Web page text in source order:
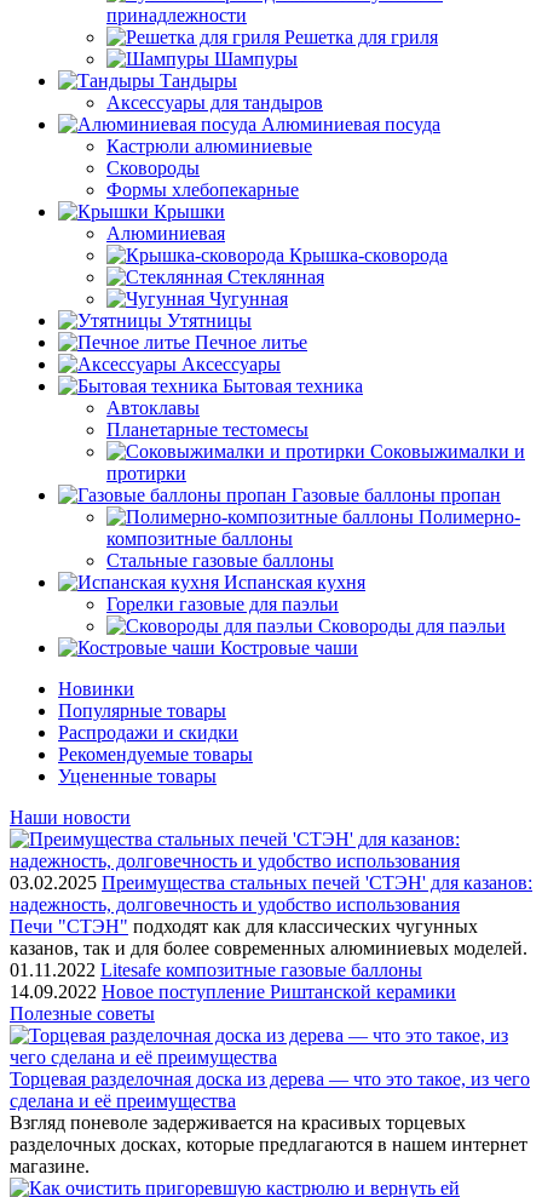
принадлежности
Решетка для гриля
Шампуры
Тандыры
Аксессуары для тандыров
Алюминиевая посуда
Кастрюли алюминиевые
Сковороды
Формы хлебопекарные
Крышки
Алюминиевая
Крышка-сковорода
Стеклянная
Чугунная
Утятницы
Печное литье
Аксессуары
Бытовая техника
Автоклавы
Планетарные тестомесы
Соковыжималки и
протирки
Газовые баллоны пропан
Полимерно-
композитные баллоны
Стальные газовые баллоны
Испанская кухня
Горелки газовые для паэльи
Сковороды для паэльи
Костровые чаши
Новинки
Популярные товары
Распродажи и скидки
Рекомендуемые товары
Уцененные товары
Наши новости
03.02.2025 Преимущества стальных печей 'СТЭН' для казанов:
надежность, долговечность и удобство использования
Печи "СТЭН" подходят как для классических чугунных
казанов, так и для более современных алюминиевых моделей.
01.11.2022 Litesafe композитные газовые баллоны
14.09.2022 Новое поступление Риштанской керамики
Полезные советы
Торцевая разделочная доска из дерева — что это такое, из чего
сделана и её преимущества
Взгляд поневоле задерживается на красивых торцевых
разделочных досках, которые предлагаются в нашем интернет
магазине.